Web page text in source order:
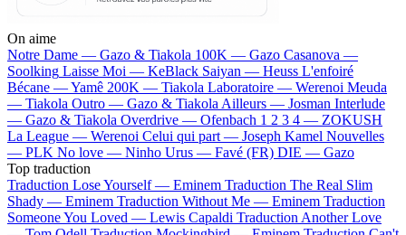
On aime
Notre Dame — Gazo & Tiakola 100K — Gazo Casanova —
Soolking Laisse Moi — KeBlack Saiyan — Heuss L'enfoiré
Bécane —Yamê 200K — Tiakola Laboratoire — Werenoi Meuda
— Tiakola Outro — Gazo & Tiakola Ailleurs — Josman Interlude
— Gazo & Tiakola Overdrive — Ofenbach 1 2 3 4 — ZOKUSH
La League — Werenoi Celui qui part — Joseph Kamel Nouvelles
— PLK No love — Ninho Urus — Favé (FR) DIE — Gazo
Top traduction
Traduction Lose Yourself — Eminem Traduction The Real Slim
Shady — Eminem Traduction Without Me — Eminem Traduction
Someone You Loved — Lewis Capaldi Traduction Another Love